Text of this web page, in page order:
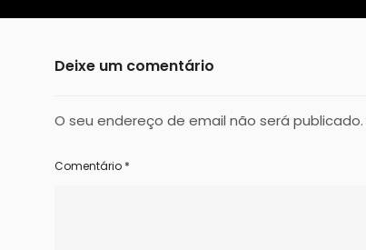
Deixe um comentário
O seu endereço de email não será publicado.
Comentário *